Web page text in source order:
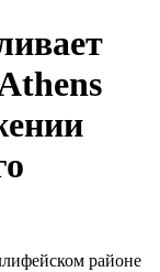
районе